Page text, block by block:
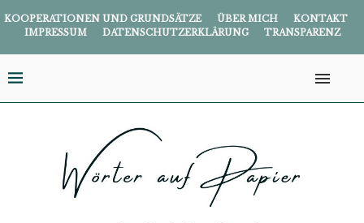
KOOPERATIONEN UND GRUNDSÄTZE ÜBER MICH
KONTAKT
IMPRESSUM
DATENSCHUTZERKLÄRUNG TRANSPARENZ